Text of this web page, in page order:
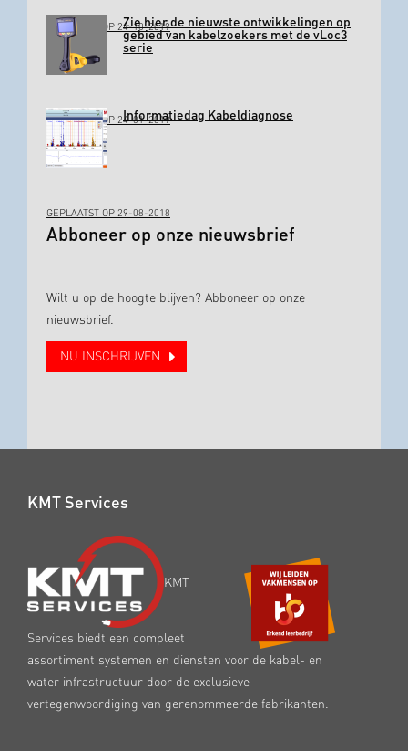
GEPLAATST OP 24-10-2019Zie hier de nieuwste ontwikkelingen op
gebied van kabelzoekers met de vLoc3
serie
GEPLAATST OP 24-01-2019Informatiedag Kabeldiagnose
GEPLAATST OP 29-08-2018
Abboneer op onze nieuwsbrief
Wilt u op de hoogte blijven? Abboneer op onze
nieuwsbrief.
NU INSCHRIJVEN
KMT Services
KMT
Services biedt een compleet
assortiment systemen en diensten voor de kabel- en
water infrastructuur door de exclusieve
vertegenwoordiging van gerenommeerde fabrikanten.